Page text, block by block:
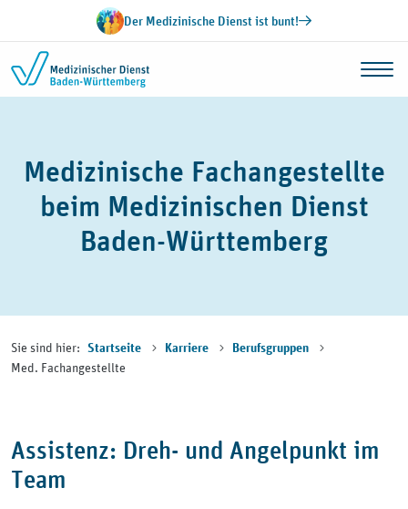
Zum Inhalt springenDer Medizinische Dienst ist bunt!
Medizinische Fachangestellte
beim Medizinischen Dienst
Baden-Württemberg
Sie sind hier: Startseite Karriere Berufsgruppen
Med. Fachangestellte
Assistenz: Dreh- und Angelpunkt im
Team